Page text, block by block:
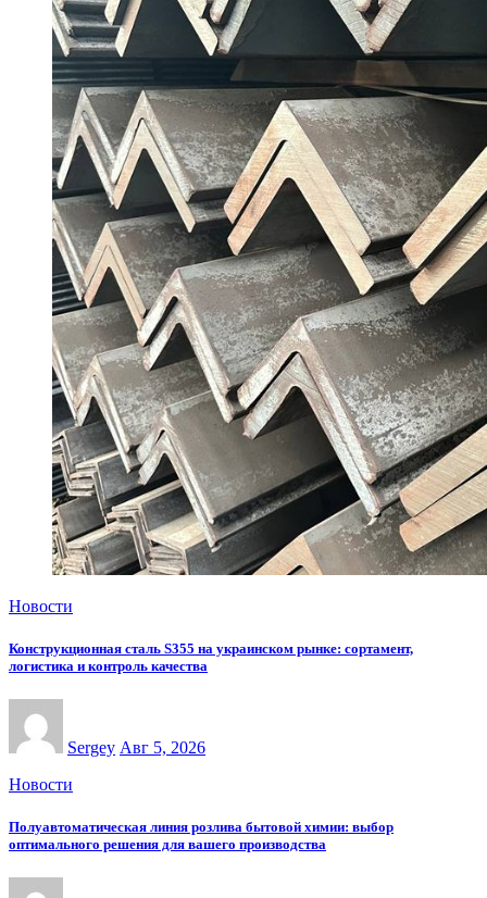
Новости
Конструкционная сталь S355 на украинском рынке: сортамент,
логистика и контроль качества
Sergey Авг 5, 2026
Новости
Полуавтоматическая линия розлива бытовой химии: выбор
оптимального решения для вашего производства